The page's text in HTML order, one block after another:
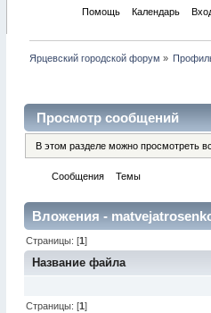
Помощь Календарь
Ярцевский городской форум »
Просмотр сообщений
В этом разделе можно просмотреть
Сообщения Темы
Вложения -
Страницы: [1]
Название файла
Страницы: [1]